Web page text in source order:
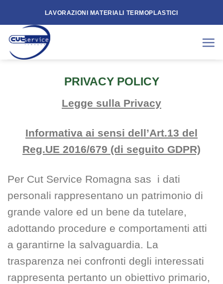
content
LAVORAZIONI MATERIALI TERMOPLASTICI
PRIVACY POLICY
Legge sulla Privacy
Informativa ai sensi dell’Art.13 del
Reg.UE 2016/679 (di seguito GDPR)
Per Cut Service Romagna sas i dati
personali rappresentano un patrimonio di
grande valore ed un bene da tutelare,
adottando procedure e comportamenti atti
a garantirne la salvaguardia. La
trasparenza nei confronti degli interessati
rappresenta pertanto un obiettivo primario,